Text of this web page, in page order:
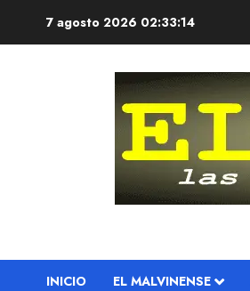
7 agosto 2026 02:33:15
INICIO EL MALVINENSE